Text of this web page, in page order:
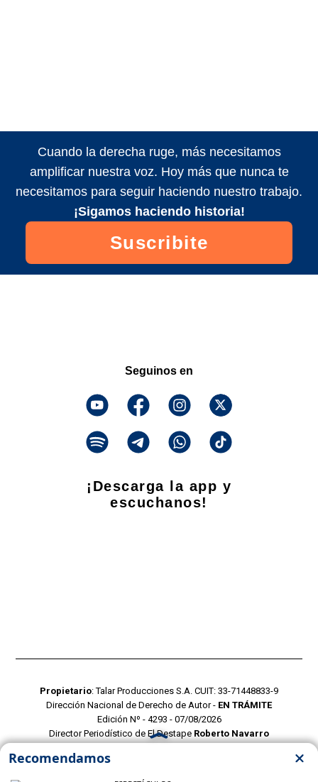
Cuando la derecha ruge, más necesitamos
amplificar nuestra voz. Hoy más que nunca te
necesitamos para seguir haciendo nuestro trabajo.
¡Sigamos haciendo historia!
Suscribite
Seguinos en
¡Descarga la app y
escuchanos!
Propietario: Talar Producciones S.A. CUIT: 33-71448833-9
Dirección Nacional de Derecho de Autor - EN TRÁMITE
Edición Nº - 4293 - 07/08/2026
Director Periodístico de El Destape Roberto Navarro